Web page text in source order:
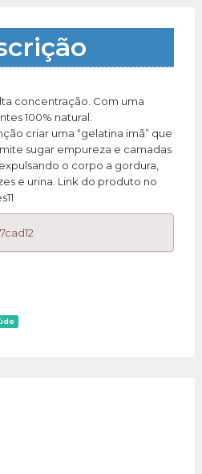
concentração. Com uma
100% natural.
criar uma “gelatina imã” que
sugar empureza e camadas
o corpo a gordura,
e urina. Link do produto no